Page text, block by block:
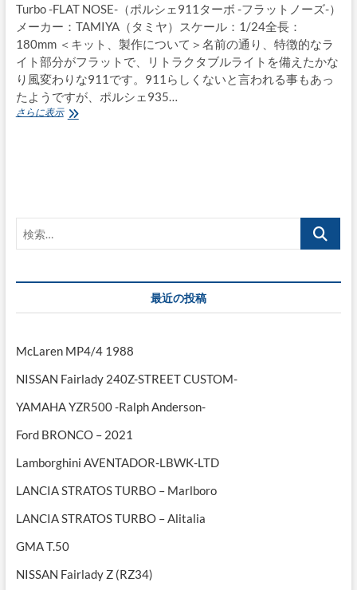
Turbo -FLAT NOSE-（ポルシェ911ターボ -フラットノーズ-）
メーカー：TAMIYA（タミヤ）スケール：1/24全長：
180mm ＜キット、製作について＞名前の通り、特徴的なラ
イト部分がフラットで、リトラクタブルライトを備えたかな
り風変わりな911です。911らしくないと言われる事もあっ
たようですが、ポルシェ935…
さらに表示Porsche
索…
最近の投稿
McLaren MP4/4 1988
NISSAN Fairlady 240Z-STREET CUSTOM-
YAMAHA YZR500 -Ralph Anderson-
Ford BRONCO – 2021
Lamborghini AVENTADOR-LBWK-LTD
LANCIA STRATOS TURBO – Marlboro
LANCIA STRATOS TURBO – Alitalia
GMA T.50
NISSAN Fairlady Z (RZ34)